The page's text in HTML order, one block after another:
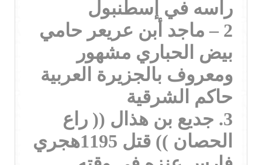
راسه في إسطنبول
2 – ماجد أبن عريعر حامي
بيض الحباري مشهور
ومعروف بالجزيرة العربية
حاكم الشرقية
3. جديع بن هذال (( راع
الحصان )) قتل 1195هجري